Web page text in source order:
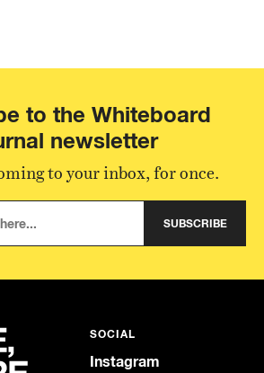
to the Whiteboard
newsletter
to your inbox, for once.
SUBSCRIBE
SOCIAL
Instagram